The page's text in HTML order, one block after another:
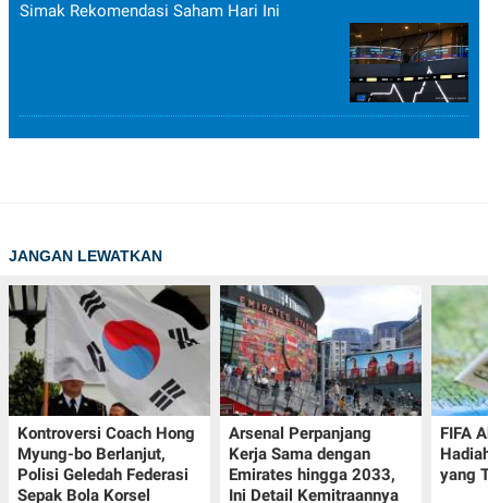
Simak Rekomendasi Saham Hari Ini
JANGAN LEWATKAN
Kontroversi Coach Hong
Myung-bo Berlanjut,
Polisi Geledah Federasi
Sepak Bola Korsel
Arsenal Perpanjang
Kerja Sama dengan
Emirates hingga 2033,
Ini Detail Kemitraannya
FIFA
yang